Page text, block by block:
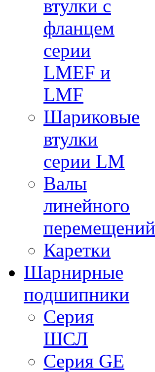
втулки с
фланцем
серии
LMEF и
LMF
Шариковые
втулки
серии LM
Валы
линейного
перемещений
Каретки
Шарнирные
подшипники
Cерия
ШСЛ
Серия GE